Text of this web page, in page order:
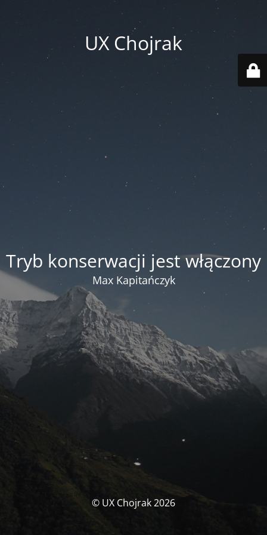
UX Chojrak
Tryb konserwacji jest włączony
Max Kapitańczyk
© UX Chojrak 2026